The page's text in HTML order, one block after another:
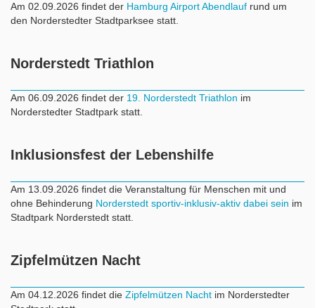
Am 02.09.2026 findet der Hamburg Airport Abendlauf rund um
den Norderstedter Stadtparksee statt.
Norderstedt Triathlon
Am 06.09.2026 findet der 19. Norderstedt Triathlon im
Norderstedter Stadtpark statt.
Inklusionsfest der Lebenshilfe
Am 13.09.2026 findet die Veranstaltung für Menschen mit und
ohne Behinderung Norderstedt sportiv-inklusiv-aktiv dabei sein im
Stadtpark Norderstedt statt.
Zipfelmützen Nacht
Am 04.12.2026 findet die Zipfelmützen Nacht im Norderstedter